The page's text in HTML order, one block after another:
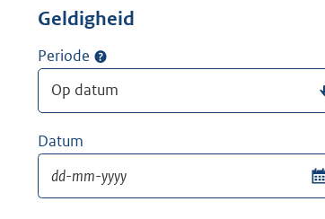
Geldigheid
Periode
Datum